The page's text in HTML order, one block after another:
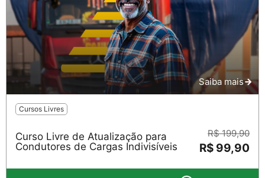
Saiba mais
Cursos Livres
Curso Livre de Atualização para
Condutores de Cargas Indivisíveis
R$ 199,90
R$ 99,90